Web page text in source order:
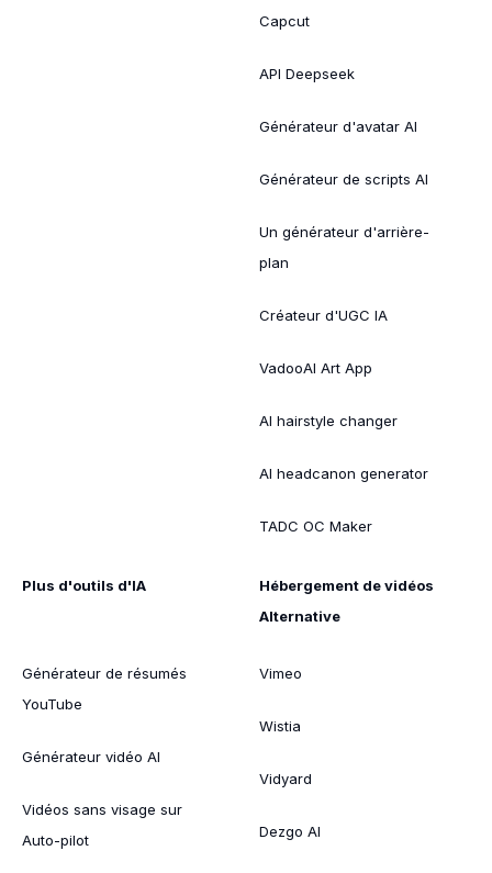
Capcut
API Deepseek
Générateur d'avatar AI
Générateur de scripts AI
Un générateur d'arrière-
plan
Créateur d'UGC IA
VadooAI Art App
AI hairstyle changer
AI headcanon generator
TADC OC Maker
Plus d'outils d'IA
Générateur de résumés
YouTube
Générateur vidéo AI
Vidéos sans visage sur
Auto-pilot
Hébergement de vidéos
Alternative
Vimeo
Wistia
Vidyard
Dezgo AI